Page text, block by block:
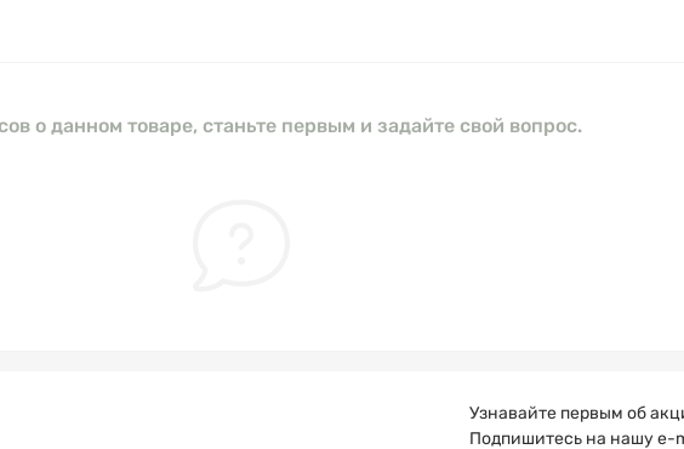
о данном товаре, станьте первым и задайте свой вопрос.
Узнавайте первым об
Подпишитесь на нашу e-